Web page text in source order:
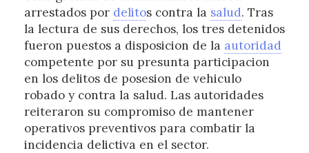
arrestados por delitos contra la salud. Tras
la lectura de sus derechos, los tres detenidos
fueron puestos a disposicion de la autoridad
competente por su presunta participacion
en los delitos de posesion de vehiculo
robado y contra la salud. Las autoridades
reiteraron su compromiso de mantener
operativos preventivos para combatir la
incidencia delictiva en el sector.